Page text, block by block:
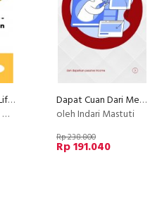
Design Your Own Life - Merancang Kehidupan Anda Sendiri
Dapat Cuan Dari Menulis Quote
oleh Indari Mastuti
Rp 238.800
Rp 191.040